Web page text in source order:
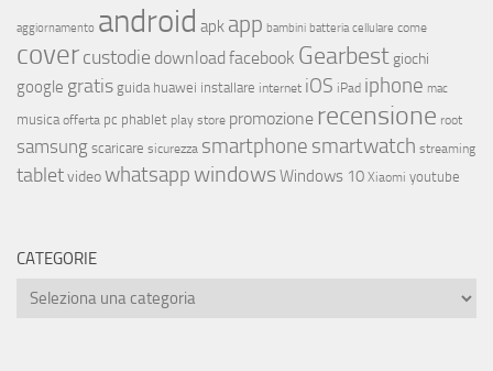
aggiornamento android apk app bambini batteria cellulare come
covercustodie download facebook Gearbest giochi
google gratis guida huawei installare internet iOS iPad iphone mac
musica offerta pc phablet play store promozione recensione root
samsungscaricare sicurezza smartphone smartwatch streaming
tabletvideowhatsappwindowsWindows 10 Xiaomi youtube
CATEGORIE